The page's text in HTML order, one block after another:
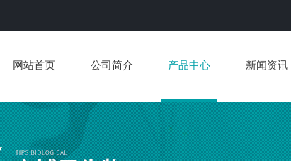
网站首页 公司简介 产品中心 新闻资讯